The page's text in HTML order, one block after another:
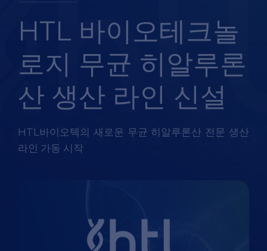
HTL 바이오테크놀
로지 무균 히알루론
산 생산 라인 신설
HTL바이오텍의 새로운 무균 히알루론산 전문 생산
라인 가동 시작